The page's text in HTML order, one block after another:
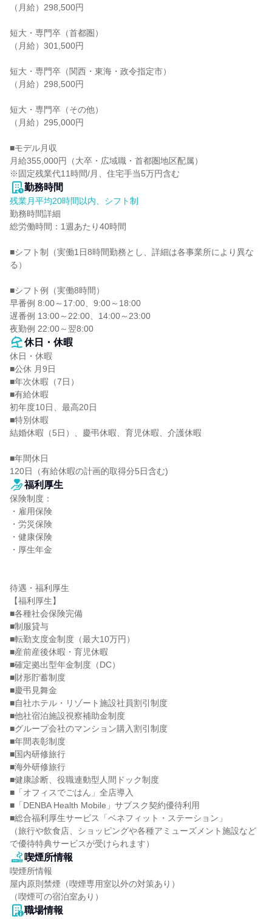
（月給）298,500円
短大・専門卒（首都圏）
（月給）301,500円
短大・専門卒（関西・東海・政令指定市）
（月給）298,500円
短大・専門卒（その他）
（月給）295,000円
■モデル月収
月給355,000円（大卒・広域職・首都圏地区配属）
※固定残業代11時間/月、住宅手当5万円含む
勤務時間
残業月平均20時間以内、シフト制
勤務時間詳細
総労働時間：1週あたり40時間
■シフト制（実働1日8時間勤務とし、詳細は各事業所により異な
る）
■シフト例（実働8時間）
早番例 8:00～17:00、9:00～18:00
遅番例 13:00～22:00、14:00～23:00
夜勤例 22:00～翌8:00
休日・休暇
休日・休暇
■公休 月9日
■年次休暇（7日）
■有給休暇
初年度10日、最高20日
■特別休暇
結婚休暇（5日）、慶弔休暇、育児休暇、介護休暇
■年間休日
120日（有給休暇の計画的取得分5日含む)
福利厚生
保険制度：
・雇用保険
・労災保険
・健康保険
・厚生年金
待遇・福利厚生
【福利厚生】
■各種社会保険完備
■制服貸与
■転勤支度金制度（最大10万円）
■産前産後休暇・育児休暇
■確定拠出型年金制度（DC）
■財形貯蓄制度
■慶弔見舞金
■自社ホテル・リゾート施設社員割引制度
■他社宿泊施設視察補助金制度
■グループ会社のマンション購入割引制度
■年間表彰制度
■国内研修旅行
■海外研修旅行
■健康診断、役職連動型人間ドック制度
■「オフィスでごはん」全店導入
■「DENBA Health Mobile」サブスク契約優待利用
■総合福利厚生サービス「ベネフィット・ステーション」
（旅行や飲食店、ショッピングや各種アミューズメント施設など
で優待特典サービスが受けられます）
喫煙所情報
喫煙所情報
屋内原則禁煙（喫煙専用室以外の対策あり）
（喫煙可の宿泊室あり）
職場情報